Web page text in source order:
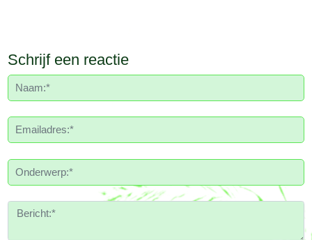
Schrijf een reactie